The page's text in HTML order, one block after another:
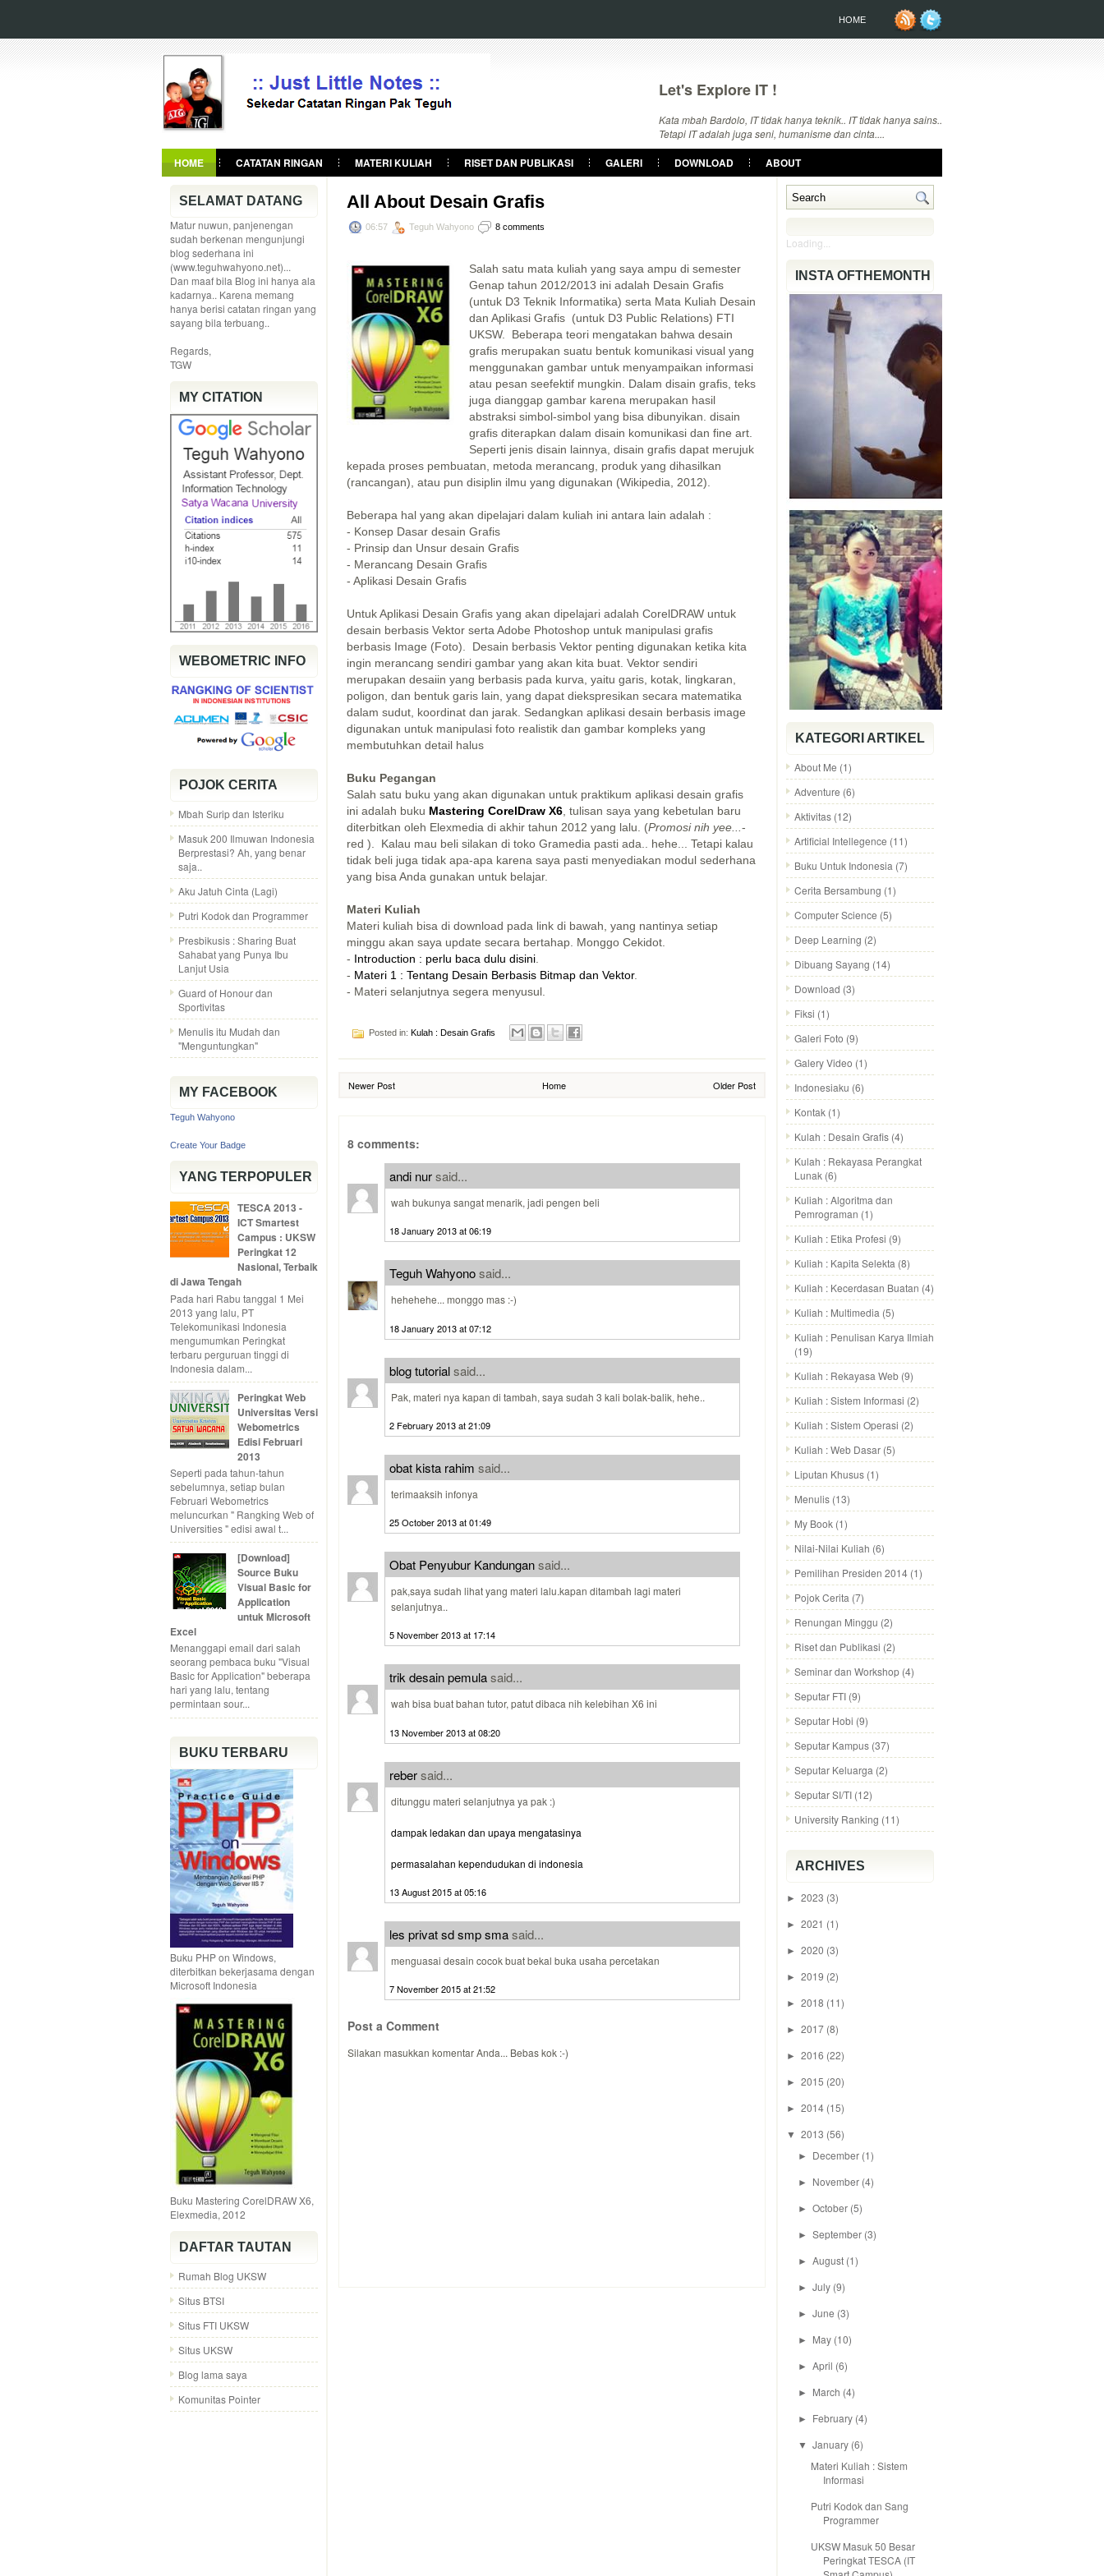
HOME
Let's Explore IT !
Kata mbah Bardolo, IT tidak hanya teknik.. IT tidak hanya sains..
Tetapi IT adalah juga seni, humanisme dan cinta....
HOME CATATAN RINGAN MATERI KULIAH RISET DAN PUBLIKASI GALERI DOWNLOAD ABOUT
SELAMAT DATANG
Matur nuwun, panjenengan
sudah berkenan mengunjungi
blog sederhana ini
(www.teguhwahyono.net)...
Dan maaf bila Blog ini hanya ala
kadarnya.. Karena memang
hanya berisi catatan ringan yang
sayang bila terbuang..
Regards,
TGW
MY CITATION
WEBOMETRIC INFO
POJOK CERITA
Mbah Surip dan Isteriku
Masuk 200 Ilmuwan Indonesia
Berprestasi? Ah, yang benar
saja..
Aku Jatuh Cinta (Lagi)
Putri Kodok dan Programmer
Presbikusis : Sharing Buat
Sahabat yang Punya Ibu
Lanjut Usia
Guard of Honour dan
Sportivitas
Menulis itu Mudah dan
"Menguntungkan"
MY FACEBOOK
Teguh Wahyono
Create Your Badge
YANG TERPOPULER
TESCA 2013 -
ICT Smartest
Campus : UKSW
Peringkat 12
Nasional, Terbaik
di Jawa Tengah
Pada hari Rabu tanggal 1 Mei
2013 yang lalu, PT
Telekomunikasi Indonesia
mengumumkan Peringkat
terbaru perguruan tinggi di
Indonesia dalam...
Peringkat Web
Universitas Versi
Webometrics
Edisi Februari
2013
Seperti pada tahun-tahun
sebelumnya, setiap bulan
Februari Webometrics
meluncurkan " Rangking Web of
Universities " edisi awal t...
[Download]
Source Buku
Visual Basic for
Application
untuk Microsoft
Excel
Menanggapi email dari salah
seorang pembaca buku "Visual
Basic for Application" beberapa
hari yang lalu, tentang
permintaan sour...
BUKU TERBARU
Buku PHP on Windows,
diterbitkan bekerjasama dengan
Microsoft Indonesia
Buku Mastering CorelDRAW X6,
Elexmedia, 2012
DAFTAR TAUTAN
Rumah Blog UKSW
Situs BTSI
Situs FTI UKSW
Situs UKSW
Blog lama saya
Komunitas Pointer
All About Desain Grafis
06:57 Teguh Wahyono 8 comments
Salah satu mata kuliah yang saya ampu di semester
Genap tahun 2012/2013 ini adalah Desain Grafis
(untuk D3 Teknik Informatika) serta Mata Kuliah Desain
dan Aplikasi Grafis (untuk D3 Public Relations) FTI
UKSW. Beberapa teori mengatakan bahwa desain
grafis merupakan suatu bentuk komunikasi visual yang
menggunakan gambar untuk menyampaikan informasi
atau pesan seefektif mungkin. Dalam disain grafis, teks
juga dianggap gambar karena merupakan hasil
abstraksi simbol-simbol yang bisa dibunyikan. disain
grafis diterapkan dalam disain komunikasi dan fine art.
Seperti jenis disain lainnya, disain grafis dapat merujuk
kepada proses pembuatan, metoda merancang, produk yang dihasilkan
(rancangan), atau pun disiplin ilmu yang digunakan (Wikipedia, 2012).
Beberapa hal yang akan dipelajari dalam kuliah ini antara lain adalah :
- Konsep Dasar desain Grafis
- Prinsip dan Unsur desain Grafis
- Merancang Desain Grafis
- Aplikasi Desain Grafis
Untuk Aplikasi Desain Grafis yang akan dipelajari adalah CorelDRAW untuk
desain berbasis Vektor serta Adobe Photoshop untuk manipulasi grafis
berbasis Image (Foto). Desain berbasis Vektor penting digunakan ketika kita
ingin merancang sendiri gambar yang akan kita buat. Vektor sendiri
merupakan desaiin yang berbasis pada kurva, yaitu garis, kotak, lingkaran,
poligon, dan bentuk garis lain, yang dapat diekspresikan secara matematika
dalam sudut, koordinat dan jarak. Sedangkan aplikasi desain berbasis image
digunakan untuk manipulasi foto realistik dan gambar kompleks yang
membutuhkan detail halus
Buku Pegangan
Salah satu buku yang akan digunakan untuk praktikum aplikasi desain grafis
ini adalah buku Mastering CorelDraw X6 , tulisan saya yang kebetulan baru
diterbitkan oleh Elexmedia di akhir tahun 2012 yang lalu. (Promosi nih yee... -
red ). Kalau mau beli silakan di toko Gramedia pasti ada.. hehe... Tetapi kalau
tidak beli juga tidak apa-apa karena saya pasti menyediakan modul sederhana
yang bisa Anda gunakan untuk belajar.
Materi Kuliah
Materi kuliah bisa di download pada link di bawah, yang nantinya setiap
minggu akan saya update secara bertahap. Monggo Cekidot.
- Introduction : perlu baca dulu disini
- Materi 1 : Tentang Desain Berbasis Bitmap dan Vektor.
- Materi selanjutnya segera menyusul.
Posted in: Kulah : Desain Grafis
Newer Post Older Post
Home
8 comments:
andi nursaid...
wah bukunya sangat menarik, jadi pengen beli
18 January 2013 at 06:19
Teguh Wahyonosaid...
hehehehe... monggo mas :-)
18 January 2013 at 07:12
blog tutorialsaid...
Pak, materi nya kapan di tambah, saya sudah 3 kali bolak-balik, hehe..
2 February 2013 at 21:09
obat kista rahim said...
terimaaksih infonya
25 October 2013 at 01:49
Obat Penyubur Kandungansaid...
pak,saya sudah lihat yang materi lalu.kapan ditambah lagi materi
selanjutnya..
5 November 2013 at 17:14
trik desain pemulasaid...
wah bisa buat bahan tutor, patut dibaca nih kelebihan X6 ini
13 November 2013 at 08:20
rebersaid...
ditunggu materi selanjutnya ya pak :)
dampak ledakan dan upaya mengatasinya
permasalahan kependudukan di indonesia
13 August 2015 at 05:16
les privat sd smp smasaid...
menguasai desain cocok buat bekal buka usaha percetakan
7 November 2015 at 21:52
Post a Comment
Silakan masukkan komentar Anda... Bebas kok :-)
Loading...
INSTA OFTHEMONTH
KATEGORI ARTIKEL
About Me (1)
Adventure (6)
Aktivitas (12)
Artificial Intellegence (11)
Buku Untuk Indonesia (7)
Cerita Bersambung (1)
Computer Science (5)
Deep Learning (2)
Dibuang Sayang (14)
Download (3)
Fiksi (1)
Galeri Foto (9)
Galery Video (1)
Indonesiaku (6)
Kontak (1)
Kulah : Desain Grafis (4)
Kulah : Rekayasa Perangkat
Lunak (6)
Kuliah : Algoritma dan
Pemrograman (1)
Kuliah : Etika Profesi (9)
Kuliah : Kapita Selekta (8)
Kuliah : Kecerdasan Buatan (4)
Kuliah : Multimedia (5)
Kuliah : Penulisan Karya Ilmiah
(19)
Kuliah : Rekayasa Web (9)
Kuliah : Sistem Informasi (2)
Kuliah : Sistem Operasi (2)
Kuliah : Web Dasar (5)
Liputan Khusus (1)
Menulis (13)
My Book (1)
Nilai-Nilai Kuliah (6)
Pemilihan Presiden 2014 (1)
Pojok Cerita (7)
Renungan Minggu (2)
Riset dan Publikasi (2)
Seminar dan Workshop (4)
Seputar FTI (9)
Seputar Hobi (9)
Seputar Kampus (37)
Seputar Keluarga (2)
Seputar SI/TI (12)
University Ranking (11)
ARCHIVES
► 2023 (3)
► 2021 (1)
► 2020 (3)
► 2019 (2)
► 2018 (11)
► 2017 (8)
► 2016 (22)
► 2015 (20)
► 2014 (15)
▼ 2013 (56)
► December (1)
► November (4)
►October (5)
►September (3)
►August (1)
►July (9)
►June (3)
► May (10)
►April (6)
► March (4)
► February (4)
▼January (6)
Materi Kuliah : Sistem
Informasi
Putri Kodok dan Sang
Programmer
UKSW Masuk 50 Besar
Peringkat TESCA (IT